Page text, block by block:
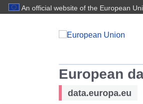
An official website of the European
European
data.europa.eu